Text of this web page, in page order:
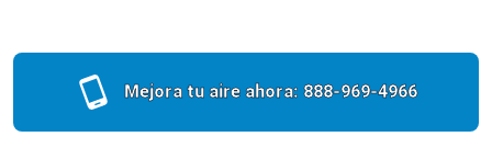
Mejora tu aire ahora: 888-969-4966